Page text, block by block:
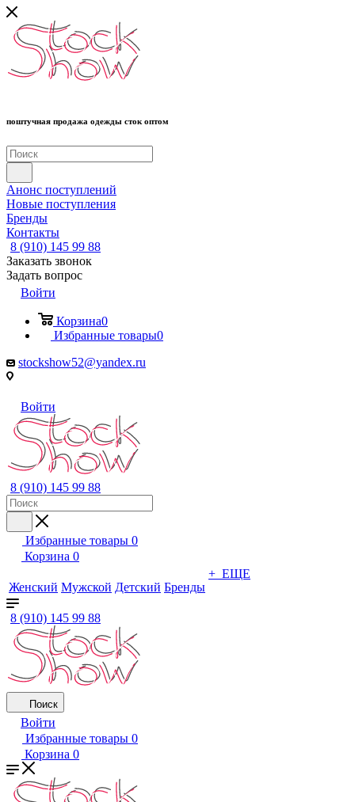
поштучная продажа одежды сток оптом
Анонс поступлений
Новые поступления
Бренды
Контакты
8 (910) 145 99 88
Заказать звонок
Задать вопрос
Войти
Корзина0
Избранные товары0
stockshow52@yandex.ru
Войти
8 (910) 145 99 88
Избранные товары 0
Корзина 0
Женский Мужской Детский Бренды
+ ЕЩЕ
8 (910) 145 99 88
Поиск
Войти
Избранные товары 0
Корзина 0